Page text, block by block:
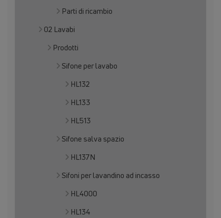
Parti di ricambio
02 Lavabi
Prodotti
Sifone per lavabo
HL132
HL133
HL513
Sifone salva spazio
HL137N
Sifoni per lavandino ad incasso
HL4000
HL134